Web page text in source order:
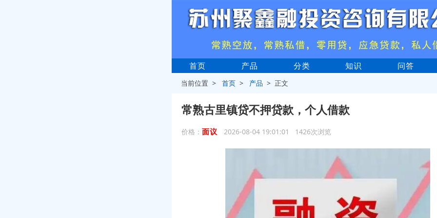
首页 产品 分类 知识 问答
当前位置 >首页 > 产品 > 正文
常熟古里镇贷不押贷款，个人借款
价格： 面议 2026-08-04 19:01:01 1426次浏览